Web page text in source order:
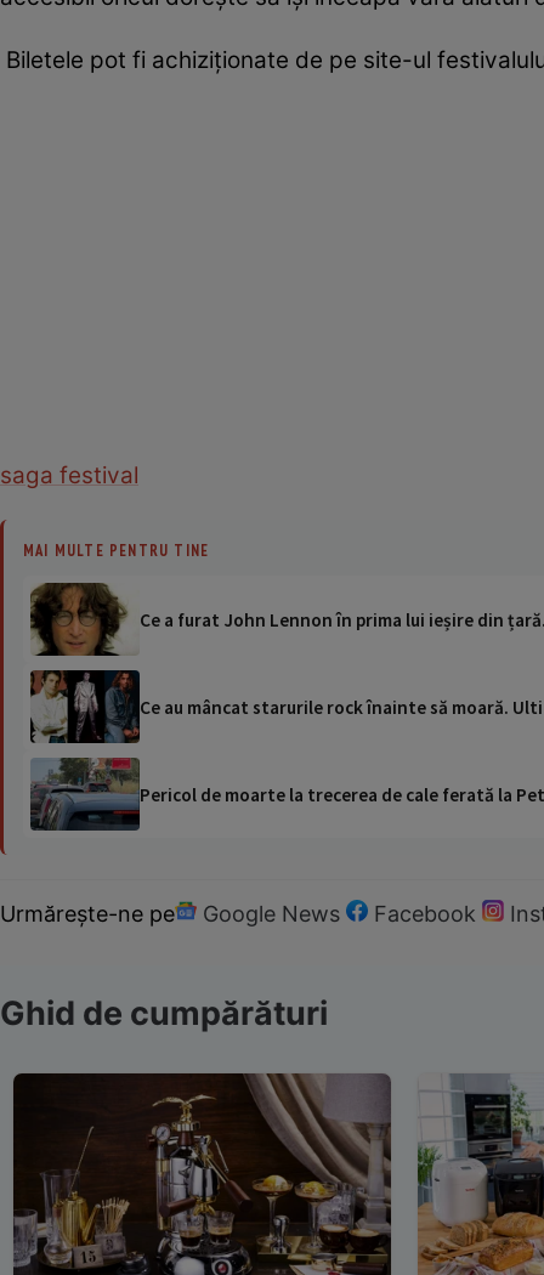
Biletele pot fi achiziționate de pe site-ul
saga festival
MAI MULTE PENTRU TINE
Ce a furat John Lennon în prima lui ieșire din
Ce au mâncat starurile rock înainte să moară.
Pericol de moarte la trecerea de cale ferată la
Urmărește-ne pe Google News Facebook
Ghid de cumpărături